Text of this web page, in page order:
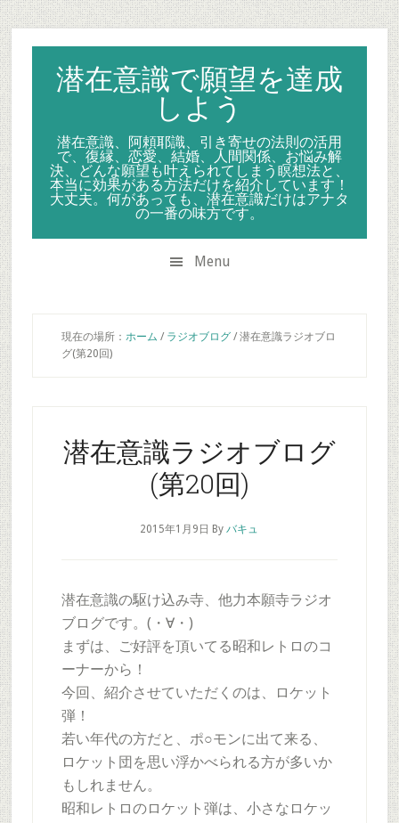
Skip
to
secondary
menu
Skip
to
main
content
Skip
to
primary
sidebar
潜在意識で願望を達成
しよう
潜在意識、阿頼耶識、引き寄せの法則の活用
で、復縁、恋愛、結婚、人間関係、お悩み解
決、どんな願望も叶えられてしまう瞑想法と、
本当に効果がある方法だけを紹介しています！
大丈夫。何があっても、潜在意識だけはアナタ
の一番の味方です。
Menu
現在の場所： ホーム / ラジオブログ /潜在意識ラジオブロ
グ(第20回)
潜在意識ラジオブログ
(第20回)
2015年1月9日 Byバキュ
潜在意識の駆け込み寺、他力本願寺ラジオ
ブログです。(・∀・)
まずは、ご好評を頂いてる昭和レトロのコ
ーナーから！
今回、紹介させていただくのは、ロケット
弾！
若い年代の方だと、ポ○モンに出て来る、
ロケット団を思い浮かべられる方が多いか
もしれません。
昭和レトロのロケット弾は、小さなロケッ